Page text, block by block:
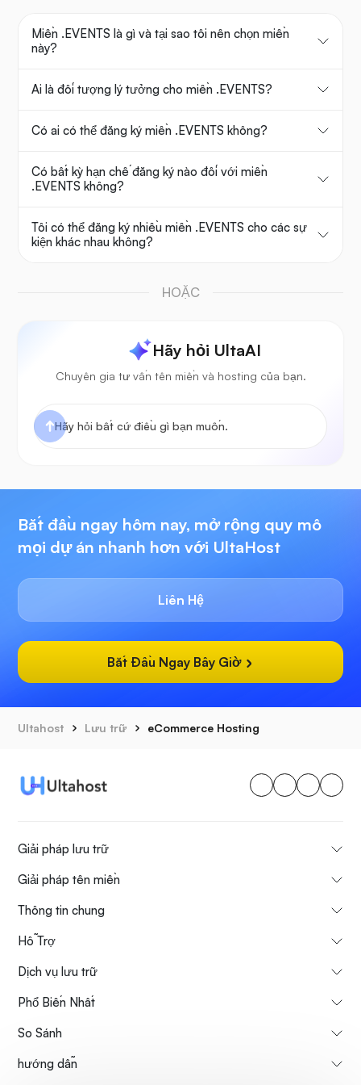
Miền .EVENTS là gì và tại sao tôi nên chọn miền
này?
Ai là đối tượng lý tưởng cho miền .EVENTS?
Có ai có thể đăng ký miền .EVENTS không?
Có bất kỳ hạn chế đăng ký nào đối với miền
.EVENTS không?
Tôi có thể đăng ký nhiều miền .EVENTS cho các sự
kiện khác nhau không?
HOẶC
Hãy hỏi UltaAI
Chuyên gia tư vấn tên miền và hosting của bạn.
Bắt đầu ngay hôm nay, mở rộng quy mô
mọi dự án nhanh hơn với UltaHost
Liên Hệ
Bắt Đầu Ngay Bây Giờ
Ultahost Lưu trữ eCommerce Hosting
Giải pháp lưu trữ
Giải pháp tên miền
Thông tin chung
Hỗ Trợ
Dịch vụ lưu trữ
Phổ Biến Nhất
So Sánh
hướng dẫn